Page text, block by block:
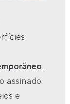
.
assinado
e